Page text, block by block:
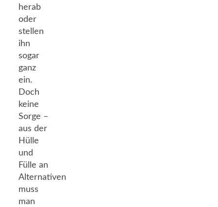
herab
oder
stellen
ihn
sogar
ganz
ein.
Doch
keine
Sorge –
aus der
Hülle
und
Fülle an
Alternativen
muss
man